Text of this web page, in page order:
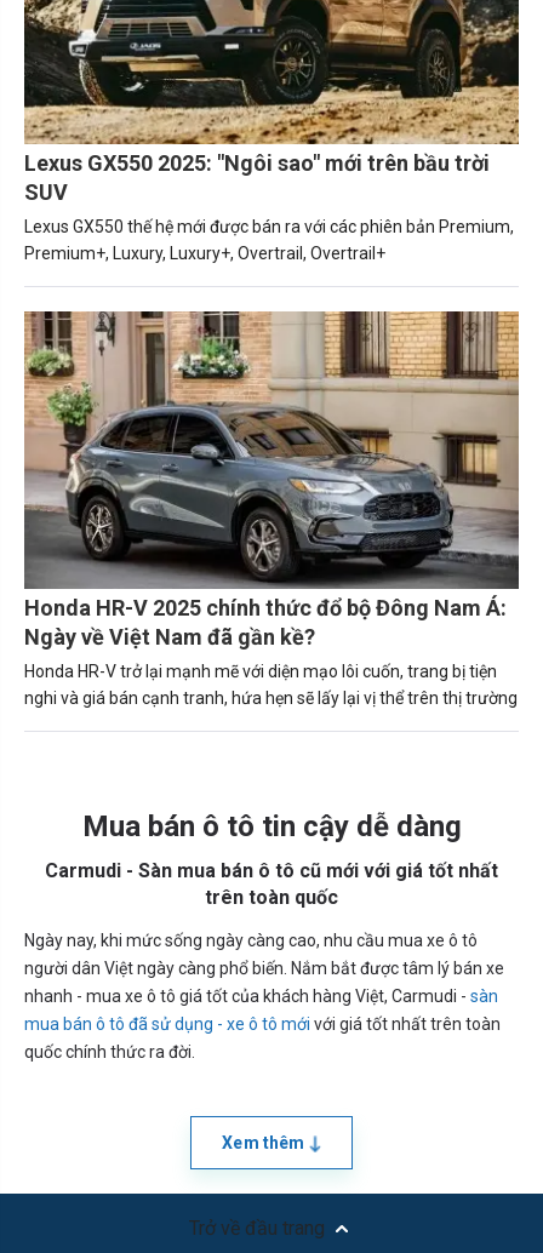
Lexus GX550 2025: "Ngôi sao" mới trên bầu trời
SUV
Lexus GX550 thế hệ mới được bán ra với các phiên bản Premium,
Premium+, Luxury, Luxury+, Overtrail, Overtrail+
Honda HR-V 2025 chính thức đổ bộ Đông Nam Á:
Ngày về Việt Nam đã gần kề?
Honda HR-V trở lại mạnh mẽ với diện mạo lôi cuốn, trang bị tiện
nghi và giá bán cạnh tranh, hứa hẹn sẽ lấy lại vị thể trên thị trường
Mua bán ô tô tin cậy dễ dàng
Carmudi - Sàn mua bán ô tô cũ mới với giá tốt nhất
trên toàn quốc
Ngày nay, khi mức sống ngày càng cao, nhu cầu mua xe ô tô
người dân Việt ngày càng phổ biến. Nắm bắt được tâm lý bán xe
nhanh - mua xe ô tô giá tốt của khách hàng Việt, Carmudi - sàn
mua bán ô tô đã sử dụng - xe ô tô mới với giá tốt nhất trên toàn
quốc chính thức ra đời.
Xem thêm
Trở về đầu trang